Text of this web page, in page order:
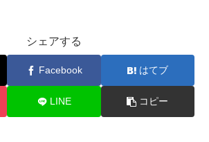
シェアする
Facebook はてブ
LINE コピー